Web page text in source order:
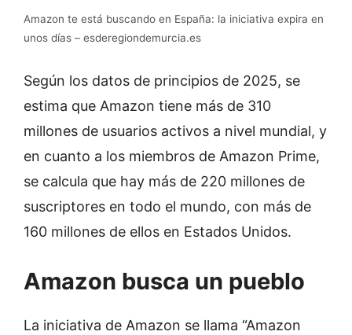
Amazon te está buscando en España: la iniciativa expira en
unos días – esderegiondemurcia.es
Según los datos de principios de 2025, se
estima que Amazon tiene más de 310
millones de usuarios activos a nivel mundial, y
en cuanto a los miembros de Amazon Prime,
se calcula que hay más de 220 millones de
suscriptores en todo el mundo, con más de
160 millones de ellos en Estados Unidos.
Amazon busca un pueblo
La iniciativa de Amazon se llama “Amazon